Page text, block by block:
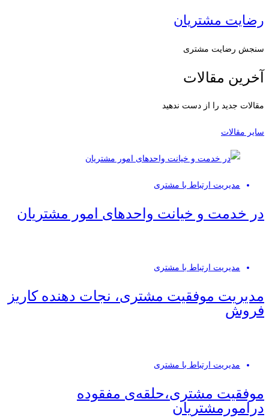
رضایت مشتریان
سنجش رضایت مشتری
آخرین مقالات
مقالات جدید را از دست ندهید
سایر مقالات
مدیریت ارتباط با مشتری
در خدمت و خیانت واحدهای امور مشتریان
مدیریت ارتباط با مشتری
مدیریت موفقیت مشتری، نجات دهنده کاریز
فروش
مدیریت ارتباط با مشتری
موفقیت مشتری،حلقه‌ی مفقوده
درامورمشتریان